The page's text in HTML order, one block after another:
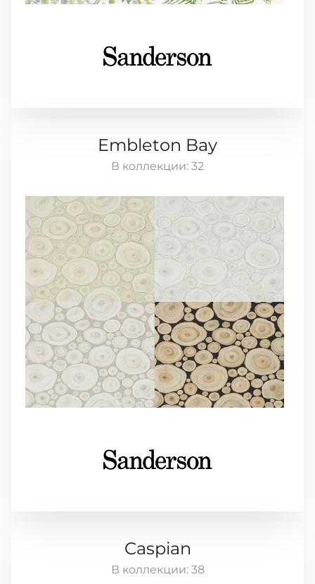
Embleton Bay
В коллекции: 32
Caspian
В коллекции: 38